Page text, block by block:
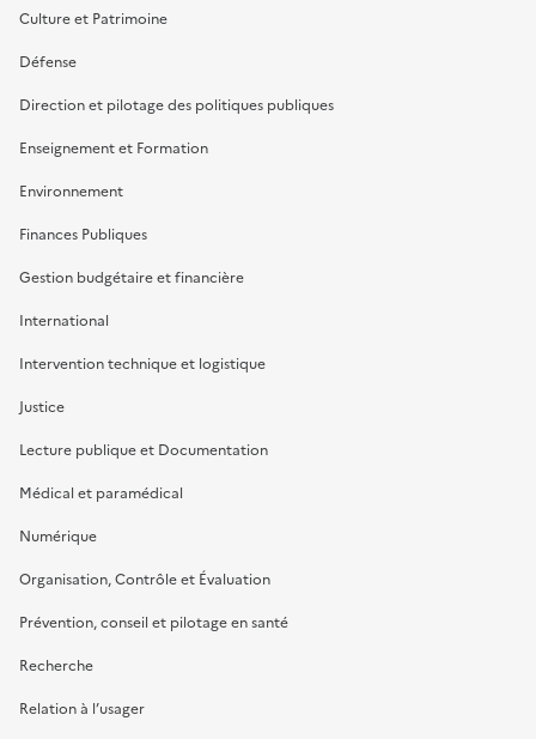
Culture et Patrimoine
Défense
Direction et pilotage des politiques publiques
Enseignement et Formation
Environnement
Finances Publiques
Gestion budgétaire et financière
International
Intervention technique et logistique
Justice
Lecture publique et Documentation
Médical et paramédical
Numérique
Organisation, Contrôle et Évaluation
Prévention, conseil et pilotage en santé
Recherche
Relation à l’usager